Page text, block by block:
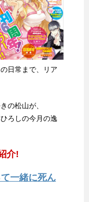
日常まで、リア
の松山が、
ろしの今月の逸
介!
一緒に死ん